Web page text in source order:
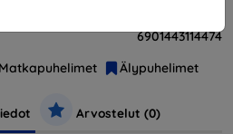
6901443114474
Matkapuhelimet Älypuhelimet
Arvostelut (0)